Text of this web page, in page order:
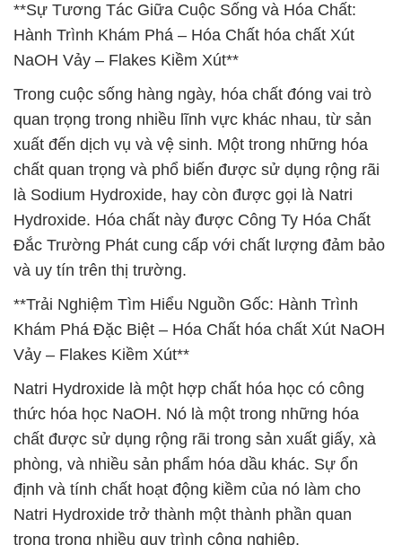
**Sự Tương Tác Giữa Cuộc Sống và Hóa Chất:
Hành Trình Khám Phá – Hóa Chất hóa chất Xút
NaOH Vảy – Flakes Kiềm Xút**
Trong cuộc sống hàng ngày, hóa chất đóng vai trò
quan trọng trong nhiều lĩnh vực khác nhau, từ sản
xuất đến dịch vụ và vệ sinh. Một trong những hóa
chất quan trọng và phổ biến được sử dụng rộng rãi
là Sodium Hydroxide, hay còn được gọi là Natri
Hydroxide. Hóa chất này được Công Ty Hóa Chất
Đắc Trường Phát cung cấp với chất lượng đảm bảo
và uy tín trên thị trường.
**Trải Nghiệm Tìm Hiểu Nguồn Gốc: Hành Trình
Khám Phá Đặc Biệt – Hóa Chất hóa chất Xút NaOH
Vảy – Flakes Kiềm Xút**
Natri Hydroxide là một hợp chất hóa học có công
thức hóa học NaOH. Nó là một trong những hóa
chất được sử dụng rộng rãi trong sản xuất giấy, xà
phòng, và nhiều sản phẩm hóa dầu khác. Sự ổn
định và tính chất hoạt động kiềm của nó làm cho
Natri Hydroxide trở thành một thành phần quan
trọng trong nhiều quy trình công nghiệp.